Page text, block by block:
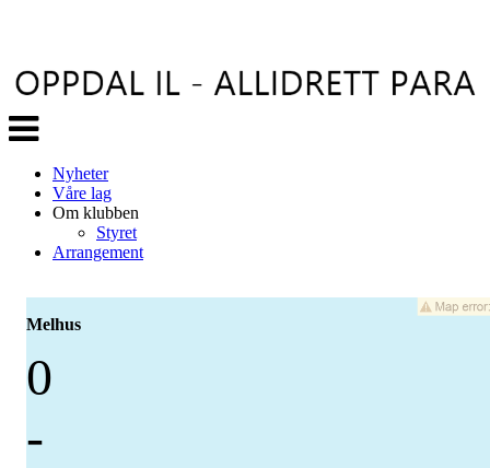
Veksle
navigasjon
Nyheter
Våre lag
Om klubben
Styret
Arrangement
Melhus
0
-